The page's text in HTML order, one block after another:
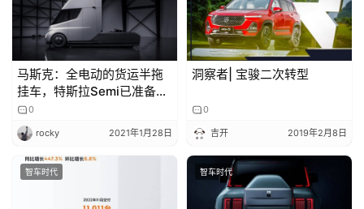
马斯克：全电动的货运半拖
挂车，特斯拉Semi已准备好
量产
0
rocky 2021年1月28日
洞察者| 宝骏二次转型
0
吉开 2019年2月8日
智车时代 智车时代